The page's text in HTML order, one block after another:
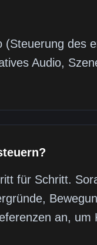
des
Audio,
für Schritt.
an, um